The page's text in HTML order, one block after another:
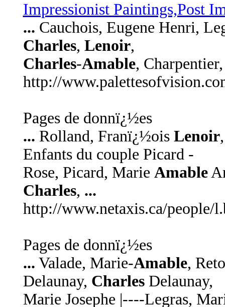
Impressionist Paintings,Post
... Cauchois, Eugene Henri,
Charles, Lenoir,
Charles-Amable,
http://
Pages de donnï¿½es
... Rolland, Franï¿½ois Lenoir
Enfants du couple Picard -
Rose, Picard, Marie Amable
Charles, ...
http://www.netaxis.ca/people/
Pages de donnï¿½es
... Valade, Marie-Amable,
Delaunay, CharlesDelaunay,
Marie Josephe |----Legras,